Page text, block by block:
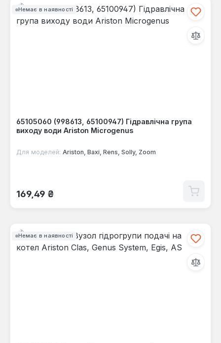
Немає в наявності
65105060 (998613, 65100947) Гідравлічна група
виходу води Ariston Microgenus
Для моделей: Ariston, Baxi, Rens, Solly, Zoom
Звичайна ціна:
169,49 ₴
Немає в наявності